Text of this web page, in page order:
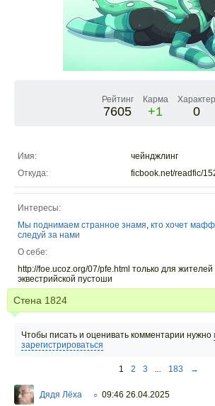
Рейтинг
7605
Карма
+1
Характер
0
Имя:
чейнджлинг
Откуда:
ficbook.net/readfic/
Интересы:
Мы поднимаем странное знамя, кто хочет
следуй за нами
О себе:
http://foe.ucoz.org/07/pfe.html только для жителей
эквестрийской пустоши
Стена 1824
Чтобы писать и оценивать комментарии нужно
зарегистрироваться
1 2 3 ... 183 →
Дядя Лёха ○ 09:46 26.04.2025